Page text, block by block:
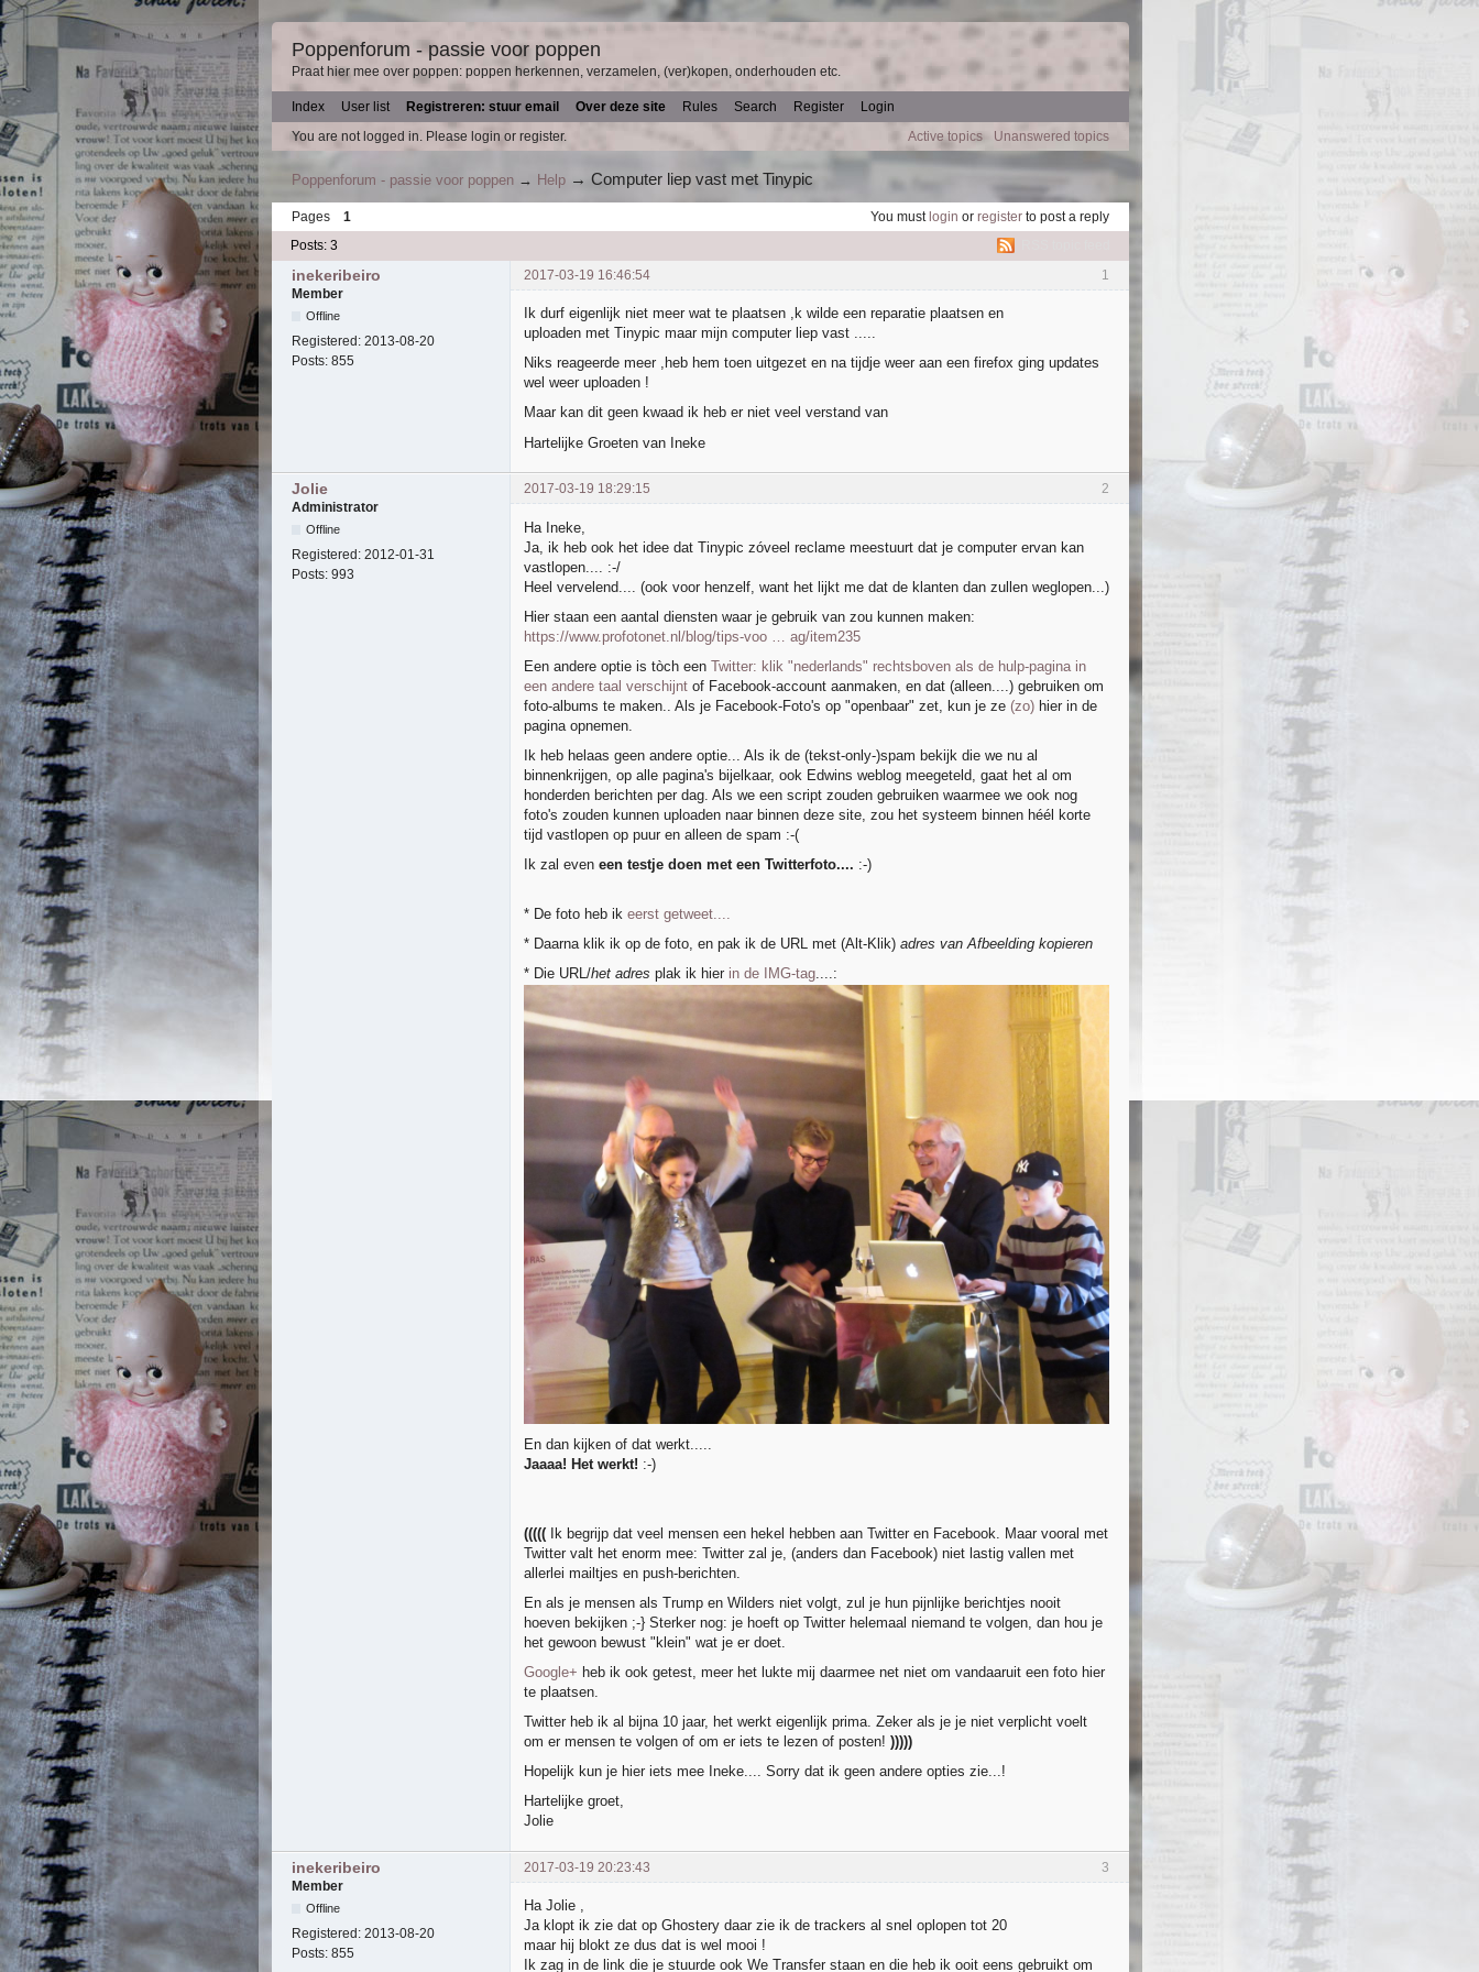
Poppenforum - passie voor poppen
Praat hier mee over poppen: poppen herkennen, verzamelen, (ver)kopen, onderhouden etc.
Index User list Registreren: stuur email Over deze site Rules Search Register
Login
You are not logged in. Please login or register. Active topics Unanswered topics
Poppenforum - passie voor poppen → Help →Computer liep vast met Tinypic
Pages 1 You must login or register to post a reply
Posts: 3
1
inekeribeiro
2017-03-19 16:46:54
Member
Offline
Registered: 2013-08-20
Posts: 855
Ik durf eigenlijk niet meer wat te plaatsen ,k wilde een reparatie plaatsen en
uploaden met Tinypic maar mijn computer liep vast .....
Niks reageerde meer ,heb hem toen uitgezet en na tijdje weer aan een firefox ging updates
wel weer uploaden !
Maar kan dit geen kwaad ik heb er niet veel verstand van
Hartelijke Groeten van Ineke
2
Jolie
2017-03-19 18:29:15
Administrator
Offline
Registered: 2012-01-31
Posts: 993
Ha Ineke,
Ja, ik heb ook het idee dat Tinypic zóveel reclame meestuurt dat je computer ervan kan
vastlopen.... :-/
Heel vervelend.... (ook voor henzelf, want het lijkt me dat de klanten dan zullen weglopen...)
Hier staan een aantal diensten waar je gebruik van zou kunnen maken:
https://www.profotonet.nl/blog/tips-voo … ag/item235
Een andere optie is tòch een Twitter: klik "nederlands" rechtsboven als de hulp-pagina in
een andere taal verschijnt of Facebook-account aanmaken, en dat (alleen....) gebruiken om
foto-albums te maken.. Als je Facebook-Foto's op "openbaar" zet, kun je ze (zo) hier in de
pagina opnemen.
Ik heb helaas geen andere optie... Als ik de (tekst-only-)spam bekijk die we nu al
binnenkrijgen, op alle pagina's bijelkaar, ook Edwins weblog meegeteld, gaat het al om
honderden berichten per dag. Als we een script zouden gebruiken waarmee we ook nog
foto's zouden kunnen uploaden naar binnen deze site, zou het systeem binnen héél korte
tijd vastlopen op puur en alleen de spam :-(
Ik zal even een testje doen met een Twitterfoto.... :-)
* De foto heb ik eerst getweet....
* Daarna klik ik op de foto, en pak ik de URL met (Alt-Klik) adres van Afbeelding kopieren
* Die URL/het adres plak ik hier in de IMG-tag....:
En dan kijken of dat werkt.....
Jaaaa! Het werkt! :-)
((((( Ik begrijp dat veel mensen een hekel hebben aan Twitter en Facebook. Maar vooral met
Twitter valt het enorm mee: Twitter zal je, (anders dan Facebook) niet lastig vallen met
allerlei mailtjes en push-berichten.
En als je mensen als Trump en Wilders niet volgt, zul je hun pijnlijke berichtjes nooit
hoeven bekijken ;-} Sterker nog: je hoeft op Twitter helemaal niemand te volgen, dan hou je
het gewoon bewust "klein" wat je er doet.
Google+ heb ik ook getest, meer het lukte mij daarmee net niet om vandaaruit een foto hier
te plaatsen.
Twitter heb ik al bijna 10 jaar, het werkt eigenlijk prima. Zeker als je je niet verplicht voelt
om er mensen te volgen of om er iets te lezen of posten! )))))
Hopelijk kun je hier iets mee Ineke.... Sorry dat ik geen andere opties zie...!
Hartelijke groet,
Jolie
3
inekeribeiro
2017-03-19 20:23:43
Member
Offline
Registered: 2013-08-20
Posts: 855
Ha Jolie ,
Ja klopt ik zie dat op Ghostery daar zie ik de trackers al snel oplopen tot 20
maar hij blokt ze dus dat is wel mooi !
Ik zag in de link die je stuurde ook We Transfer staan en die heb ik ooit eens gebruikt om